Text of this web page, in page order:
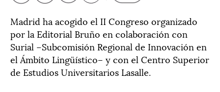
Madrid ha acogido el II Congreso organizado
por la Editorial Bruño en colaboración con
Surial –Subcomisión Regional de Innovación en
el Ámbito Lingüístico– y con el Centro Superior
de Estudios Universitarios Lasalle.